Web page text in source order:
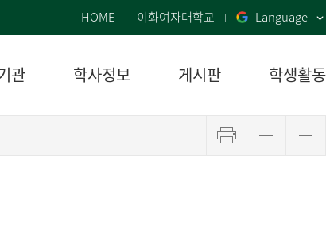
HOME 이화여자대학교 Language
관 학사정보 게시판 학생활동